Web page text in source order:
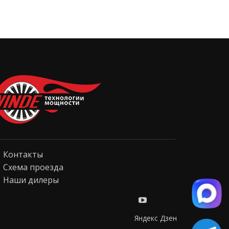
Контакты
Схема проезда
Наши дилеры
Яндекс Дзен